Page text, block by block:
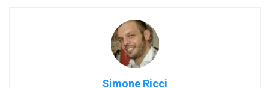
Simone Ricci